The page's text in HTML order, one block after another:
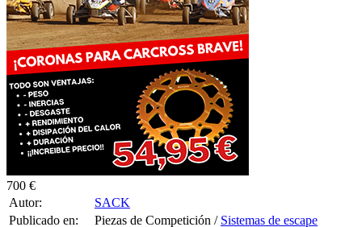
Autor:
Publicado en:
Piezas de Competición /
Publicado el:
19-Jul-2023 19:22